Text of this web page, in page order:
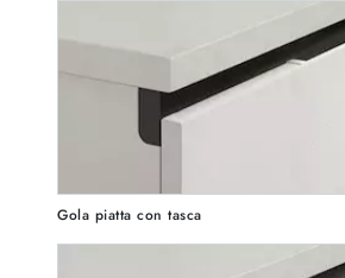
Gola piatta con tasca